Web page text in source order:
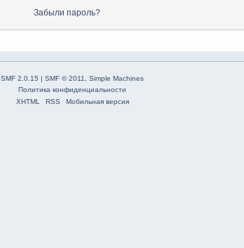
Забыли пароль?
SMF 2.0.15 |SMF © 2011 ,Simple Machines
Политика конфиденциальности
XHTML
RSS Мобильная версия